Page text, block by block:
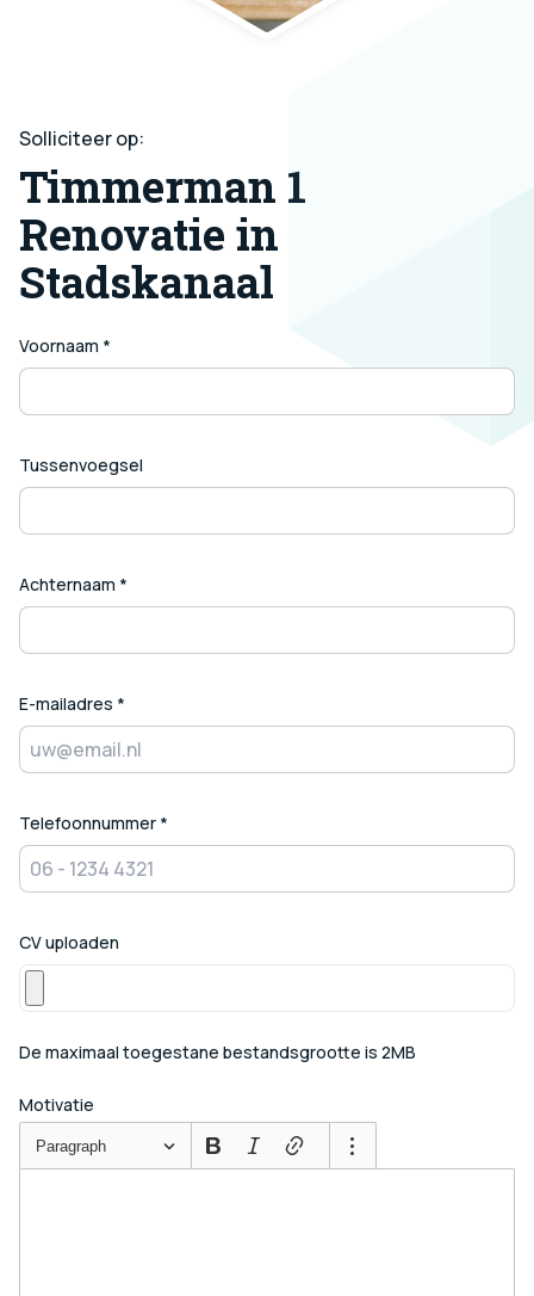
Solliciteer op:
Timmerman 1
Renovatie in
Stadskanaal
Voornaam *
Tussenvoegsel
Achternaam *
E-mailadres *
Telefoonnummer *
CV uploaden
De maximaal toegestane bestandsgrootte is 2MB
Motivatie
Paragraph